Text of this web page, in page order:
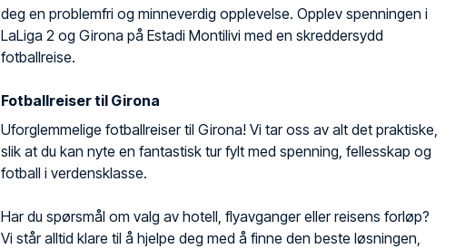
deg en problemfri og minneverdig opplevelse. Opplev spenningen i
LaLiga 2 og Girona på Estadi Montilivi med en skreddersydd
fotballreise.
Fotballreiser til Girona
Uforglemmelige fotballreiser til Girona! Vi tar oss av alt det praktiske,
slik at du kan nyte en fantastisk tur fylt med spenning, fellesskap og
fotball i verdensklasse.
Har du spørsmål om valg av hotell, flyavganger eller reisens forløp?
Vi står alltid klare til å hjelpe deg med å finne den beste løsningen,